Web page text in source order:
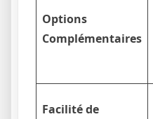
Options
Complémentaires
Facilité de